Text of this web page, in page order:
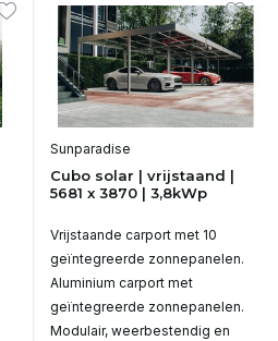
Sunparadise
Cubo solar | vrijstaand |
5681 x 3870 | 3,8kWp
Vrijstaande carport met 10
geïntegreerde zonnepanelen.
Aluminium carport met
geïntegreerde zonnepanelen.
Modulair, weerbestendig en